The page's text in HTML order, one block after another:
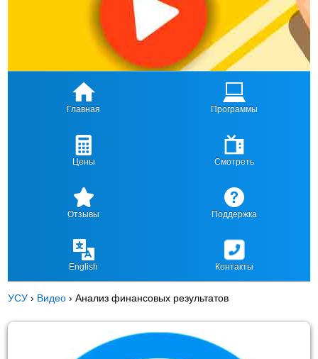
Главная Программы
Цены Смотреть
Отзывы Поддержка
English Контакты
УСУ › Видео ›Анализ финансовых результатов